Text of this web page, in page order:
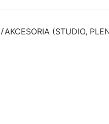
AKCESORIA (STUDIO,